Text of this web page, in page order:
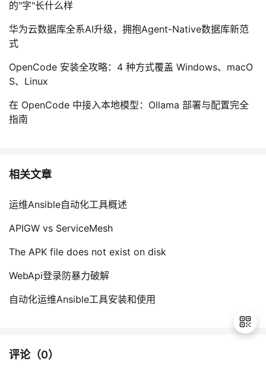
的"字"长什么样
华为云数据库全系AI升级，拥抱Agent-Native数据库新范
式
OpenCode 安装全攻略：4 种方式覆盖 Windows、macO
S、Linux
在 OpenCode 中接入本地模型：Ollama 部署与配置完全
指南
相关文章
运维Ansible自动化工具概述
APIGW vs ServiceMesh
The APK file does not exist on disk
WebApi登录防暴力破解
自动化运维Ansible工具安装和使用
评论（0）